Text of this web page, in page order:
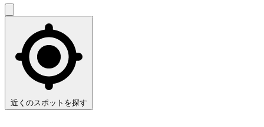
近くのスポットを探す